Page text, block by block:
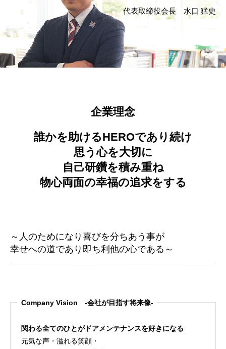
代表取締役会長 水口 猛史
企業理念
誰かを助けるHEROであり続け
思う心を大切に
自己研鑽を積み重ね
物心両面の幸福の追求をする
～人のためになり喜びを分ちあう事が
幸せへの道であり即ち利他の心である～
Company Vision -会社が目指す将来像-
関わる全てのひとがドアメンテナンスを好きになる
元気な声・溢れる笑顔・